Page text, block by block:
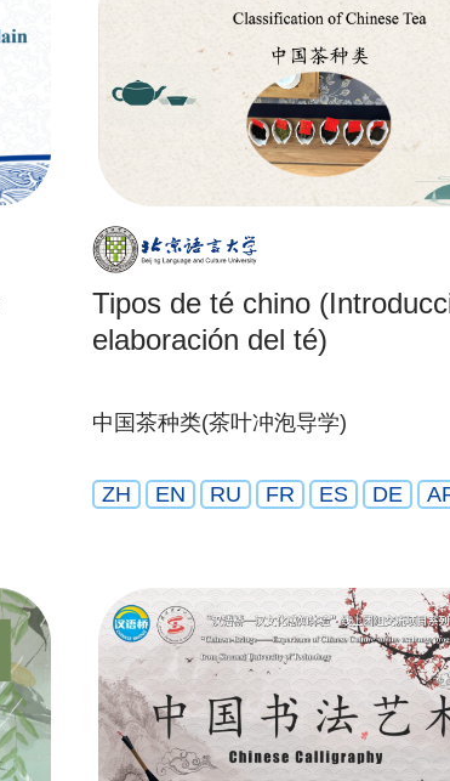
Tipos de té chino
elaboración del té)
中国茶种类(茶叶冲泡导学)
ZH EN RU FR ES DE